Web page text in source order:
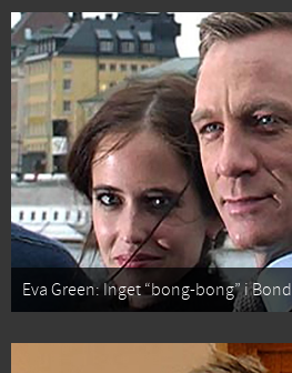
Eva Green: Inget “bong-bong” i Bond